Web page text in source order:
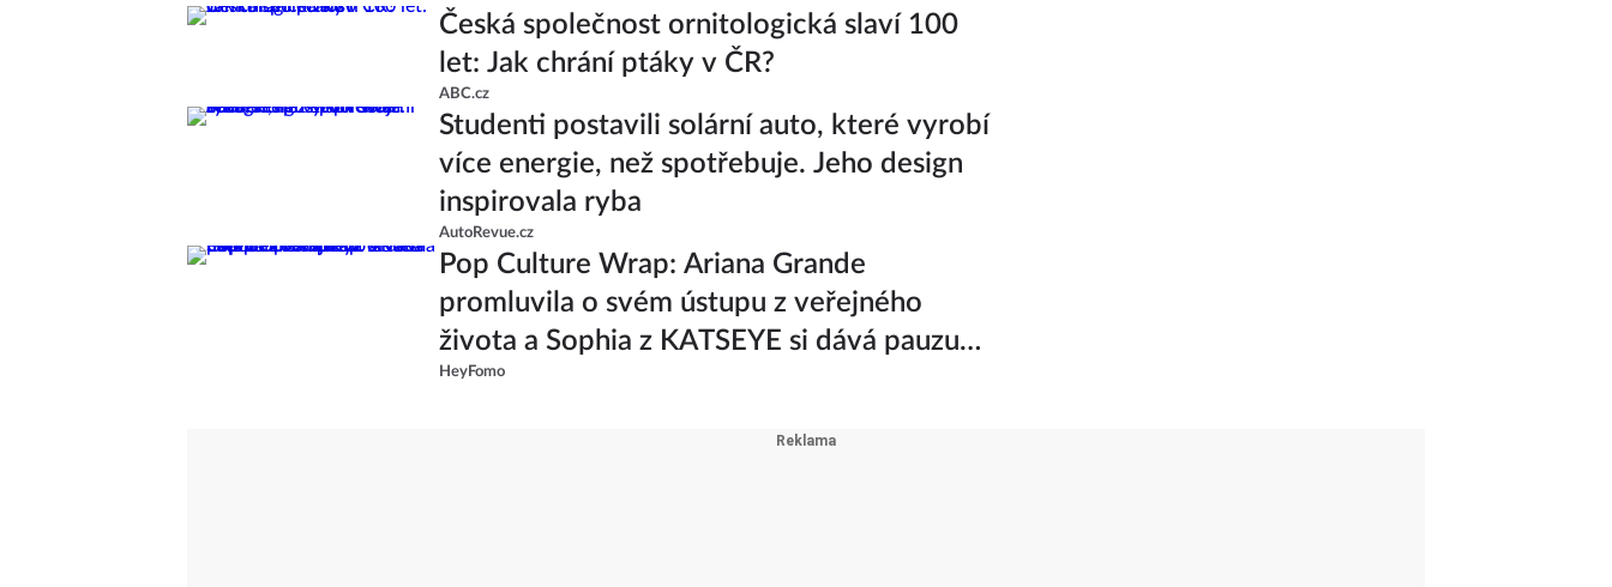
Česká společnost ornitologická slaví 100
let: Jak chrání ptáky v ČR?
ABC.cz
Studenti postavili solární auto, které vyrobí
více energie, než spotřebuje. Jeho design
inspirovala ryba
AutoRevue.cz
Pop Culture Wrap: Ariana Grande
promluvila o svém ústupu z veřejného
života a Sophia z KATSEYE si dává pauzu
od skupiny
HeyFomo